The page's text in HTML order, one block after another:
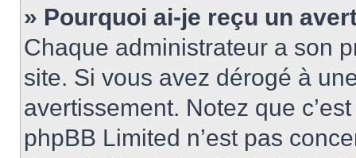
» Pourquoi ai-je reçu un
Chaque administrateur a son
site. Si vous avez dérogé à
avertissement. Notez que
phpBB Limited n’est pas